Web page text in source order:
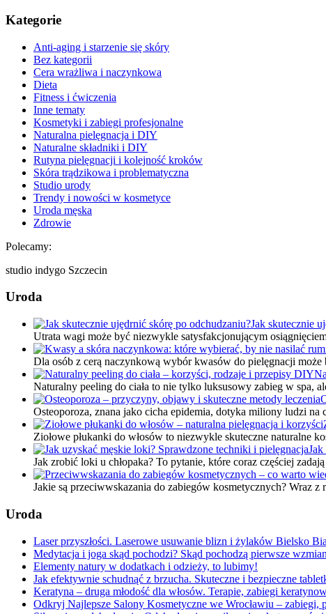
Kategorie
Anti-aging i starzenie się skóry
Bez kategorii
Cera wrażliwa i naczynkowa
Dieta
Fitness i ćwiczenia
Inne tematy
Kosmetyki i zabiegi profesjonalne
Naturalna pielęgnacja i DIY
Naturalne składniki i DIY
Rutyna pielęgnacji i kolejność kroków
Skóra trądzikowa i problematyczna
Studio urody
Trendy i nowości w kosmetyce
Uroda męska
Zdrowie
Polecamy:
studio indygo Szczecin
Uroda
Jak skutecznie
Utrata wagi może być niezwykle satysfakcjonującym
Dla osób z cerą naczynkową wybór kwasów do pielęgnacji
Naturalny peeling do ciała to nie tylko luksusowy zabieg w spa,
Osteoporoza, znana jako cicha epidemia, dotyka miliony ludzi na
Ziołowe płukanki do włosów to niezwykle skuteczne naturalne
Jak zrobić loki u chłopaka? To pytanie, które coraz częściej
Jakie są przeciwwskazania do zabiegów kosmetycznych? Wraz
Uroda
Laser przyszłości. Laserowe usuwanie blizn i żylaków Bielsko
Medytacja i joga skąd pochodzi? Skąd pochodzą pierwsze
Elementy natury w dodatkach i odzieży, to lubimy!
Jak efektywnie schudnąć z brzucha. Skuteczne i bezpieczne
Keratyna – druga młodość dla włosów. Terapie, zabiegi
Odkryj Najlepsze Salony Kosmetyczne we Wrocławiu – zabiegi,